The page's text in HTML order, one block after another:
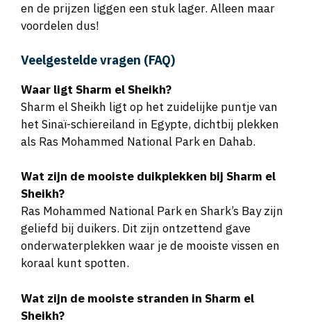
en de prijzen liggen een stuk lager. Alleen maar
voordelen dus!
Veelgestelde vragen (FAQ)
Waar ligt Sharm el Sheikh?
Sharm el Sheikh ligt op het zuidelijke puntje van
het Sinaï-schiereiland in Egypte, dichtbij plekken
als Ras Mohammed National Park en Dahab.
Wat zijn de mooiste duikplekken bij Sharm el
Sheikh?
Ras Mohammed National Park en Shark’s Bay zijn
geliefd bij duikers. Dit zijn ontzettend gave
onderwaterplekken waar je de mooiste vissen en
koraal kunt spotten.
Wat zijn de mooiste stranden in Sharm el
Sheikh?